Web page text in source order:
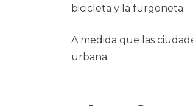
bicicleta y la furgoneta.
A medida que las
urbana.